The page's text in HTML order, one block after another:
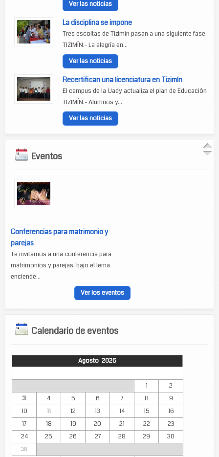
Ver las noticias
La disciplina se impone
Tres escoltas de Tizimín pasan a una siguiente fase
TIZIMÍN.- La alegría en...
Ver las noticias
Recertifican una licenciatura en Tizimín
El campus de la Uady actualiza el plan de Educación
TIZIMÍN.- Alumnos y...
Ver las noticias
Eventos
Conferencias para matrimonio y
parejas
Te invitamos a una conferencia para
matrimonios y parejas: bajo el lema
enciende...
Ver los eventos
Calendario de eventos
Agosto 2026
1
2
3
4 5 6 7 8
9
10
11 12 13 14 15
16
17
18 19 20 21 22
23
24
25 26 27 28 29
30
31